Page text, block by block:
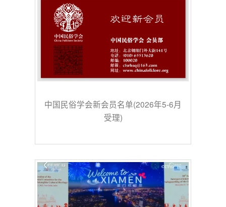
中国民俗学会新会员名单(2026年5-6月
受理)